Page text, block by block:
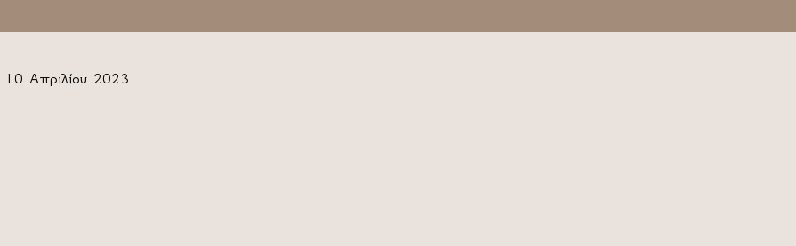
10 Απριλίου 2023